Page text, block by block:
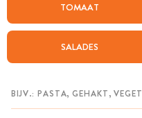
TOMAAT
SALADES
WEEKMENU
CHAT MET MAIA
MIJN BEWAARDE RECEPTEN